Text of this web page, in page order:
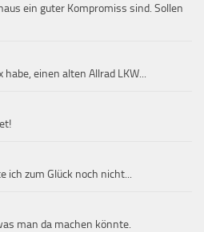
ein guter Kompromiss sind. Sollen
einen alten Allrad LKW...
ich zum Glück noch nicht...
man da machen könnte.